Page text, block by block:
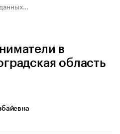
в
область